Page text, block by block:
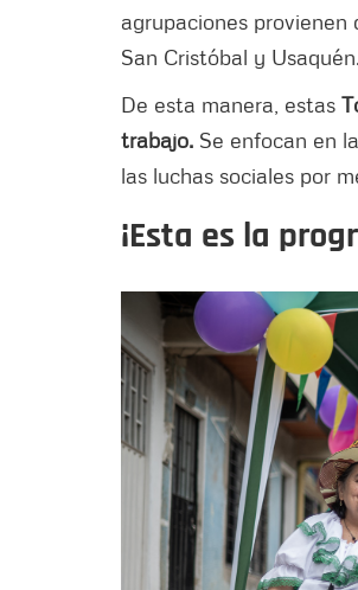
agrupaciones provienen
San Cristóbal y Usaquén.
De esta manera, estas
trabajo. Se enfocan en
las luchas sociales por
¡Esta es la